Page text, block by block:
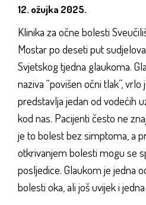
12. ožujka 2025.
Klinika za očne bolesti
Mostar po deseti put
Svjetskog tjedna glaukoma.
naziva “povišen očni tlak”,
predstavlja jedan od vodećih
kod nas. Pacijenti često ne
je to bolest bez simptoma, a
otkrivanjem bolesti mogu se
posljedice. Glaukom je jedna
bolesti oka, ali još uvijek i